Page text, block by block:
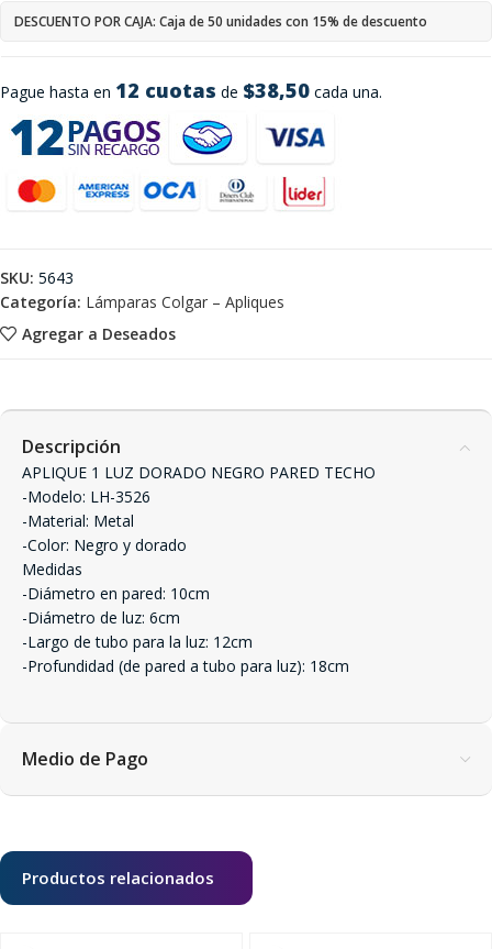
Pague hasta en 12 cuotas de $38,50 cada una.
DESCUENTO POR CAJA: Caja de 50 unidades con 15% de descuento
Agregar a Deseados
SKU: 5643
Categoría: Lámparas Colgar – Apliques
Descripción
APLIQUE 1 LUZ DORADO NEGRO PARED TECHO
-Modelo: LH-3526
-Material: Metal
-Color: Negro y dorado
Medidas
-Diámetro en pared: 10cm
-Diámetro de luz: 6cm
-Largo de tubo para la luz: 12cm
-Profundidad (de pared a tubo para luz): 18cm
Medio de Pago
Productos relacionados